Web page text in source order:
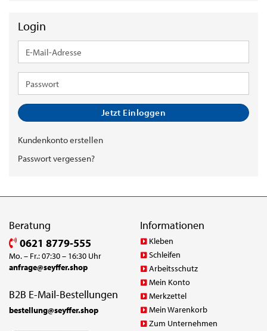
Login
E-
Mail-
Passwort
Jetzt Einloggen
Kundenkonto erstellen
Passwort vergessen?
Beratung
0621 8779-555
Mo. – Fr.: 07:30 – 16:30 Uhr
anfrage@seyffer.shop
B2B E-Mail-Bestellungen
bestellung@seyffer.shop
Informationen
Kleben
Schleifen
Arbeitsschutz
Mein Konto
Merkzettel
Mein Warenkorb
Zum Unternehmen